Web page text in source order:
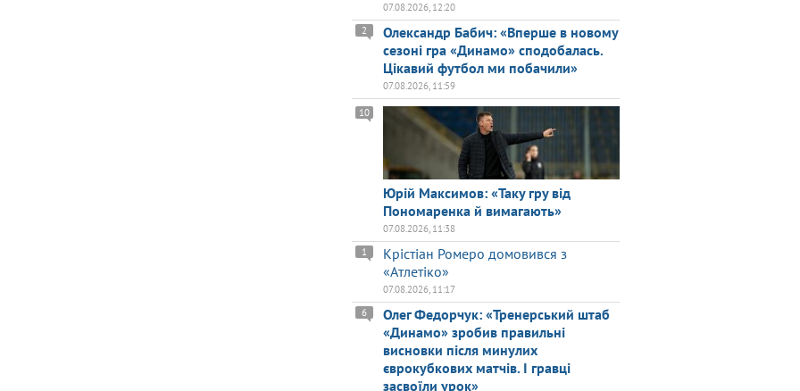
07.08.2026, 12:20
Олександр Бабич: «Вперше в новому
сезоні гра «Динамо» сподобалась.
Цікавий футбол ми побачили»
2
07.08.2026, 11:59
Юрій Максимов: «Таку гру від
Пономаренка й вимагають»
10
07.08.2026, 11:38
Крістіан Ромеро домовився з
«Атлетіко»
1
07.08.2026, 11:17
Олег Федорчук: «Тренерський штаб
«Динамо» зробив правильні
висновки після минулих
єврокубкових матчів. І гравці
засвоїли урок»
6